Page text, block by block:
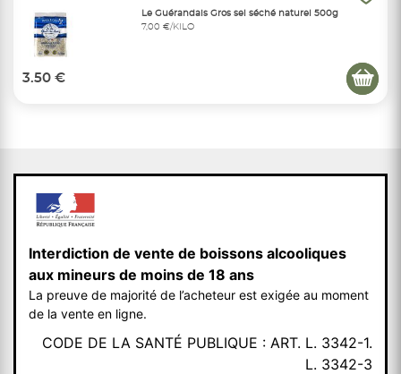
Le Guérandais Gros sel séché naturel 500g
7,00 €/KILO
3.50 €
Interdiction de vente de boissons alcooliques
aux mineurs de moins de 18 ans
La preuve de majorité de l’acheteur est exigée au moment
de la vente en ligne.
CODE DE LA SANTÉ PUBLIQUE : ART. L. 3342-1.
L. 3342-3